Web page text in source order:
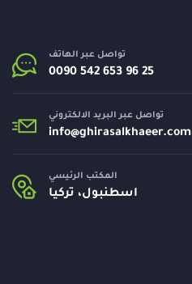
تواصل عبر الهاتف
تواصل عبر البريد الالكتروني
info@ghirasalkhaeer.com
المكتب الرئيسي
اسطنبول، تركيا